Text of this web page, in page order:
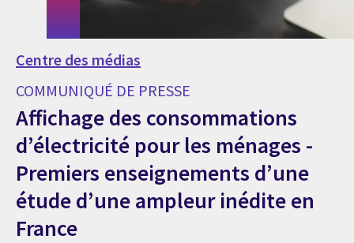
Centre des médias
COMMUNIQUÉ DE PRESSE
Affichage des consommations
d’électricité pour les ménages -
Premiers enseignements d’une
étude d’une ampleur inédite en
France